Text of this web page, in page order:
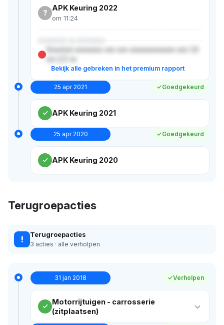
?
APK Keuring 2022
om 11:24
XXXXXX & XXXXXX
Xxxx(xx) xxxxxxxx xxx xxx xxxxxxxxxxxxx xxx 1,6
Bekijk alle gebreken in het premium rapport
25 apr 2021 Goedgekeurd
APK Keuring 2021
25 apr 2020 Goedgekeurd
APK Keuring 2020
Terugroepacties
! Terugroepacties
3 acties · alle verholpen
31 jan 2018 Verholpen
Motorrijtuigen - carrosserie
(zitplaatsen)